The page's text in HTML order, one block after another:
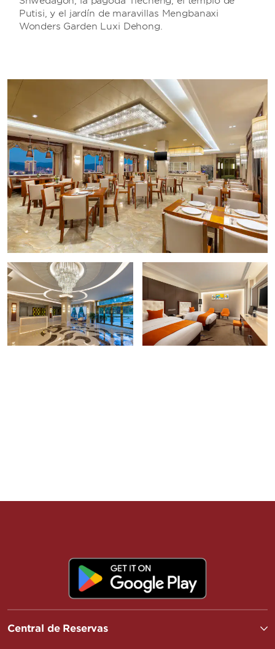
Putisi, y el jardín de maravillas Mengbanaxi
Wonders Garden Luxi Dehong.
Central de Reservas